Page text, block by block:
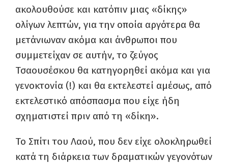
ακολουθούσε και κατόπιν μιας «δίκης»
ολίγων λεπτών, για την οποία αργότερα θα
μετάνιωναν ακόμα και άνθρωποι που
συμμετείχαν σε αυτήν, το ζεύγος
Τσαουσέσκου θα κατηγορηθεί ακόμα και για
γενοκτονία (!) και θα εκτελεστεί αμέσως, από
εκτελεστικό απόσπασμα που είχε ήδη
σχηματιστεί πριν από τη «δίκη».
Το Σπίτι του Λαού, που δεν είχε ολοκληρωθεί
κατά τη διάρκεια των δραματικών γεγονότων